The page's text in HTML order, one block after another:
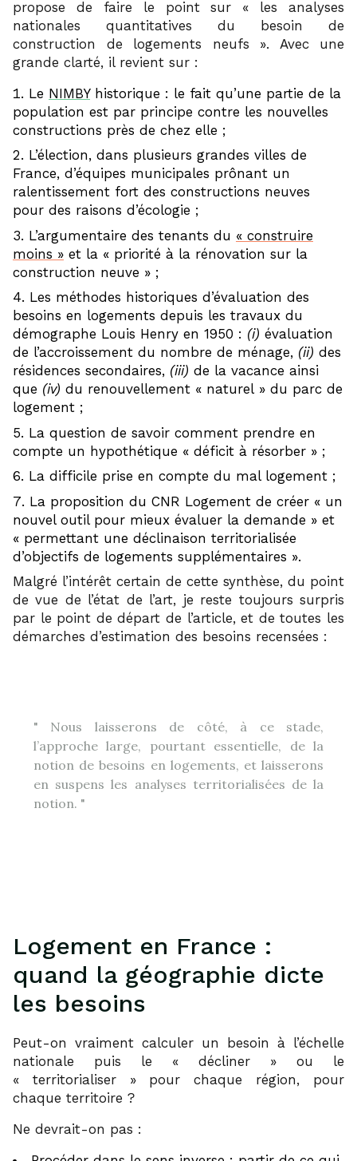
propose de faire le point sur « les analyses
nationales quantitatives du besoin de
construction de logements neufs ». Avec une
grande clarté, il revient sur :
Le NIMBYhistorique : le fait qu’une partie de la
population est par principe contre les nouvelles
constructions près de chez elle ;
L’élection, dans plusieurs grandes villes de
France, d’équipes municipales prônant un
ralentissement fort des constructions neuves
pour des raisons d’écologie ;
L’argumentaire des tenants du « construire
moins » et la « priorité à la rénovation sur la
construction neuve » ;
Les méthodes historiques d’évaluation des
besoins en logements depuis les travaux du
démographe Louis Henry en 1950 : (i) évaluation
de l’accroissement du nombre de ménage, (ii) des
résidences secondaires, (iii) de la vacance ainsi
que (iv) du renouvellement « naturel » du parc de
logement ;
La question de savoir comment prendre en
compte un hypothétique « déficit à résorber » ;
La difficile prise en compte du mal logement ;
La proposition du CNR Logement de créer « un
nouvel outil pour mieux évaluer la demande » et
« permettant une déclinaison territorialisée
d’objectifs de logements supplémentaires ».
Malgré l’intérêt certain de cette synthèse, du point
de vue de l’état de l’art, je reste toujours surpris
par le point de départ de l’article, et de toutes les
démarches d’estimation des besoins recensées :
Nous laisserons de côté, à ce stade,
l’approche large, pourtant essentielle, de la
notion de besoins en logements, et laisserons
en suspens les analyses territorialisées de la
notion.
Logement en France :
quand la géographie dicte
les besoins
Peut-on vraiment calculer un besoin à l’échelle
nationale puis le « décliner » ou le
« territorialiser » pour chaque région, pour
chaque territoire ?
Ne devrait-on pas :